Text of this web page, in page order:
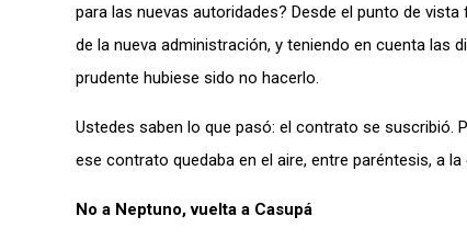
para las nuevas autoridades? Desde el punto de
de la nueva administración, y teniendo en cuenta las
prudente hubiese sido no hacerlo.
Ustedes saben lo que pasó: el contrato se suscribió.
ese contrato quedaba en el aire, entre paréntesis, a
No a Neptuno, vuelta a Casupá